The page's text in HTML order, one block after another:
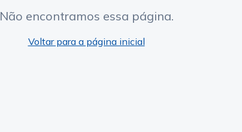
Não encontramos essa página.
Voltar para a página inicial